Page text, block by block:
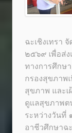
ฉะเชิงเทรา
๒๕๖๙ เพื่อส่ง
ทางการศึกษ
กรองสุขภาพ
สุขภาพ และเ
ดูแลสุขภาพต
ระหว่างวันที่
อาชีวศึกษาฉ